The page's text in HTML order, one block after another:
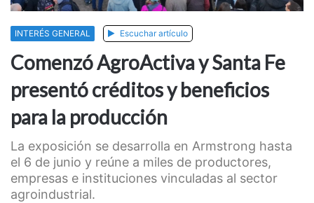
INTERÉS GENERAL Escuchar artículo
Comenzó AgroActiva y Santa Fe
presentó créditos y beneficios
para la producción
La exposición se desarrolla en Armstrong hasta
el 6 de junio y reúne a miles de productores,
empresas e instituciones vinculadas al sector
agroindustrial.